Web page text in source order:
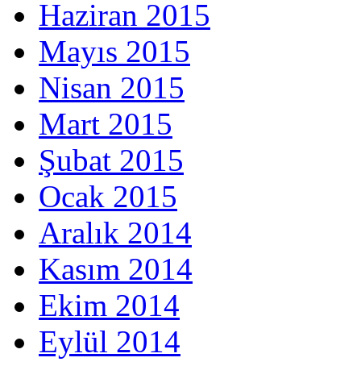
Haziran 2015
Mayıs 2015
Nisan 2015
Mart 2015
Şubat 2015
Ocak 2015
Aralık 2014
Kasım 2014
Ekim 2014
Eylül 2014